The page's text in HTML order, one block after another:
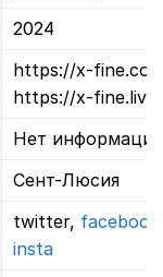
2024
https://x-
https://x-fine.live.
Нет информации
Сент-Люсия
twitter, facebook
insta